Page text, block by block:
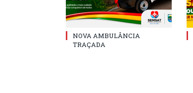
NOVA AMBULÂNCIA
TRAÇADA